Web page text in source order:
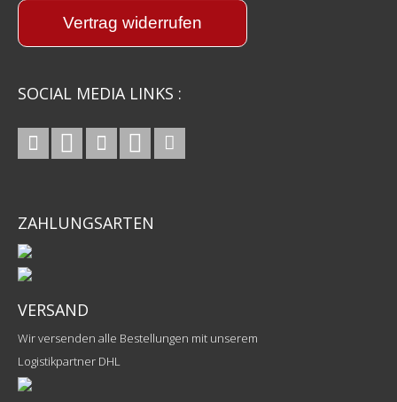
Vertrag widerrufen
SOCIAL MEDIA LINKS :
ZAHLUNGSARTEN
VERSAND
Wir versenden alle Bestellungen mit unserem
Logistikpartner DHL